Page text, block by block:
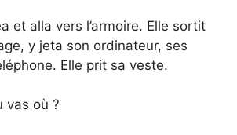
et alla vers l’armoire. Elle sortit
y jeta son ordinateur, ses
Elle prit sa veste.
vas où ?